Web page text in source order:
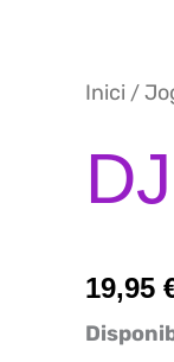
Inici /
19,95
quantitat